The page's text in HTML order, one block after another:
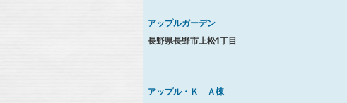
アップルガーデン
長野県長野市上松1丁目
アップル・Ｋ Ａ棟